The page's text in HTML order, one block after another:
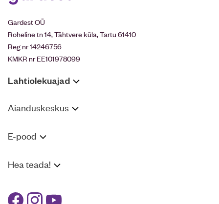
Gardest OÜ
Roheline tn 14, Tähtvere küla, Tartu 61410
Reg nr 14246756
KMKR nr EE101978099
Lahtiolekuajad
Aianduskeskus
E-pood
Hea teada!